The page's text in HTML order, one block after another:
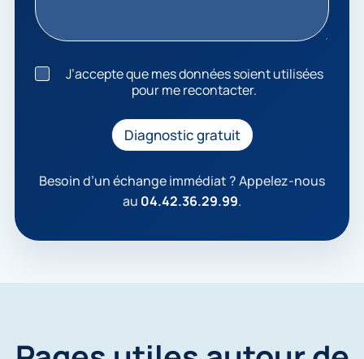
J
’
e
n
J’accepte que mes données soient utilisées
pour me recontacter.
Diagnostic gratuit
Besoin d’un échange immédiat ? Appelez-nous
au 04.42.36.29.99.